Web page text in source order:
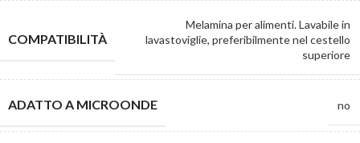
COMPATIBILITÀ
Melamina per alimenti. Lavabile in
lavastoviglie, preferibilmente nel cestello
superiore
ADATTO A MICROONDE no